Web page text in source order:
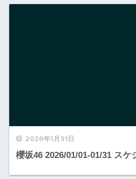
2026年1月31日
櫻坂46 2026/01/01-01/31 スケ